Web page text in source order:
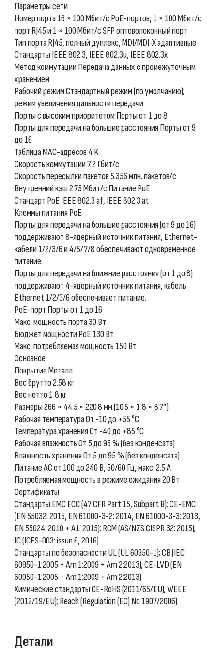
Параметры сети
Номер порта 16 × 100 Мбит/с PoE-портов, 1 × 100 Мбит/с
порт RJ45 и 1 × 100 Мбит/с SFP оптоволоконный порт
Тип порта RJ45, полный дуплекс, MDI/MDI-X адаптивные
Стандарты IEEE 802.3, IEEE 802.3u, IEEE 802.3x
Метод коммутации Передача данных с промежуточным
хранением
Рабочий режим Стандартный режим (по умолчанию);
режим увеличения дальности передачи
Порты с высоким приоритетом Порты от 1 до 8
Порты для передачи на большие расстояния Порты от 9
до 16
Таблица MAC-адресов 4 K
Скорость коммутации 7.2 Гбит/с
Скорость пересылки пакетов 5.356 млн. пакетов/с
Внутренний кэш 2.75 Мбит/с Питание PoE
Стандарт PoE IEEE 802.3 af, IEEE 802.3 at
Клеммы питания PoE
Порты для передачи на большие расстояния (от 9 до 16)
поддерживают 8-ядерный источник питания, Ethernet-
кабели 1/2/3/6 и 4/5/7/8 обеспечивают одновременное
питание.
Порты для передачи на ближние расстояния (от 1 до 8)
поддерживают 4-ядерный источник питания, кабель
Ethernet 1/2/3/6 обеспечивает питание.
PoE-порт Порты от 1 до 16
Макс. мощность порта 30 Вт
Бюджет мощности PoE 130 Вт
Макс. потребляемая мощность 150 Вт
Основное
Покрытие Металл
Вес брутто 2.58 кг
Вес нетто 1.8 кг
Размеры 266 × 44.5 × 220.8 мм (10.5 × 1.8 × 8.7”)
Рабочая температура От -10 до +55 °C
Температура хранения От -40 до +85 °C
Рабочая влажность От 5 до 95 % (без конденсата)
Влажность хранения От 5 до 95 % (без конденсата)
Питание AC от 100 до 240 В, 50/60 Гц, макс. 2.5 А
Потребляемая мощность в режиме ожидания 20 Вт
Сертификаты
Стандарты EMC FCC (47 CFR Part 15, Subpart B); CE-EMC
(EN 55032: 2015, EN 61000-3-2: 2014, EN 61000-3-3: 2013,
EN 55024: 2010 + A1: 2015); RCM (AS/NZS CISPR 32: 2015);
IC (ICES-003: issue 6, 2016)
Стандарты по безопасности UL (UL 60950-1); CB (IEC
60950-1:2005 + Am 1:2009 + Am 2:2013); CE-LVD (EN
60950-1:2005 + Am 1:2009 + Am 2:2013)
Химические стандарты CE-RoHS (2011/65/EU); WEEE
(2012/19/EU); Reach (Regulation (EC) No 1907/2006)
Детали